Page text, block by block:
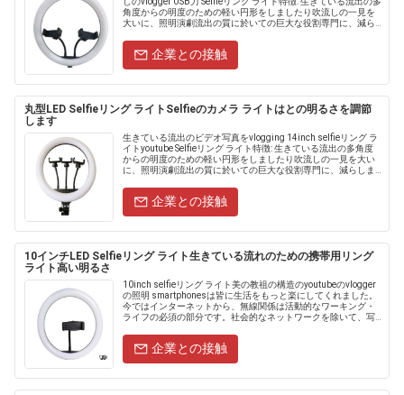
角度からの明度のための軽い円形をしましたり吹流しの一見を
大いに、照明演劇流出の質に於いての巨大な役割専門に、減ら
企業との接触
丸型LED Selfieリング ライトSelfieのカメラ ライトはとの明るさを調節
します
生きている流出のビデオ写真をvlogging 14inch selfieリング ラ
イトyoutube Selfieリング ライト特徴: 生きている流出の多角度
からの明度のための軽い円形をしましたり吹流しの一見を大い
に、照明演劇流出の質に於いての巨大な役割専門に、減らしま
企業との接触
10インチLED Selfieリング ライト生きている流れのための携帯用リング
ライト高い明るさ
10inch selfieリング ライト美の教祖の構造のyoutubeのvlogger
の照明 smartphonesは皆に生活をもっと楽にしてくれました。
今ではインターネットから、無線関係は活動的なワーキング・
ライフの必須の部分です。社会的なネットワークを除いて、写
企業との接触